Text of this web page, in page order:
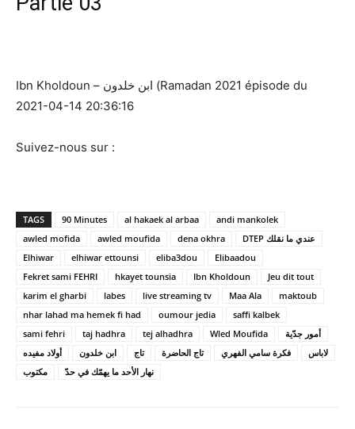
Ibn Kholdoun – ابن خلدون (Ramadan 2021 épisode du
2021-04-14 20:36:16
Suivez-nous sur :
TAGS 90 Minutes al hakaek al arbaa
andi mankolek
awled mofida
awled moufida dena okhra
DTEP عندي ما نقلك
Elhiwar
elhiwar ettounsi eliba3dou
Elibaadou
Fekret sami FEHRI
hkayet tounsia Ibn Kholdoun
Jeu dit tout
karim el gharbi
labes live streaming tv Maa Ala
maktoub
nhar lahad ma hemek fi had
oumour jedia
saffi kalbek
sami fehri
taj hadhra tej alhadhra Wled Moufida
أمور جدّية
أولاد مفيده
ابن خلدون تاج تاج الحاضرة فكرة سامي الفهري
لاباس
مكتوب
نهار الأحد ما يهمّك في حدّ